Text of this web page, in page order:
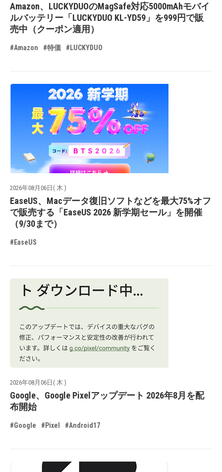
Amazon、LUCKYDUOのMagSafe対応5000mAhモバイ
ルバッテリー「LUCKYDUO KL-YD59」を999円で販
売中（クーポン適用）
#Amazon #特価 #LUCKYDUO
2026年08月06日( 木 )
EaseUS、Macデータ復旧ソフトなどを最大75%オフ
で販売する「EaseUS 2026 新学期セール」を開催
（9/30まで）
#EaseUS
2026年08月06日( 木 )
Google、Google Pixelアップデート 2026年8月を配
布開始
#Google #Pixel #Android17